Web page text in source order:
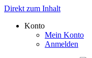
Direkt zum Inhalt
Konto
Mein Konto
Anmelden